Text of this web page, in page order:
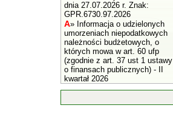
dnia 27.07.2026 r. Znak:
GPR.6730.97.2026
A» Informacja o udzielonych
umorzeniach niepodatkowych
należności budżetowych, o
których mowa w art. 60 ufp
(zgodnie z art. 37 ust 1 ustawy
o finansach publicznych) - II
kwartał 2026